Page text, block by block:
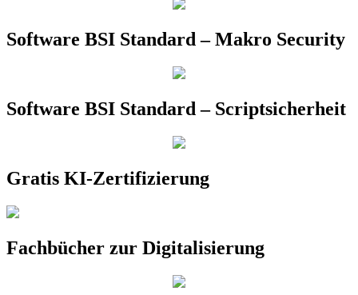
Software BSI Standard – Makro Security
Software BSI Standard – Scriptsicherheit
Gratis KI-Zertifizierung
Fachbücher zur Digitalisierung